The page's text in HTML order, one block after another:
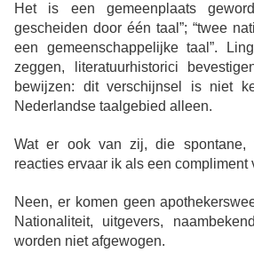
Het is een gemeenplaats
gescheiden door één taal”; “twee
een gemeenschappelijke taal”.
zeggen, literatuurhistorici
bewijzen: dit verschijnsel is niet
Nederlandse taalgebied alleen.
Wat er ook van zij, die spontane,
reacties ervaar ik als een compliment
Neen, er komen geen
Nationaliteit, uitgevers,
worden niet afgewogen.